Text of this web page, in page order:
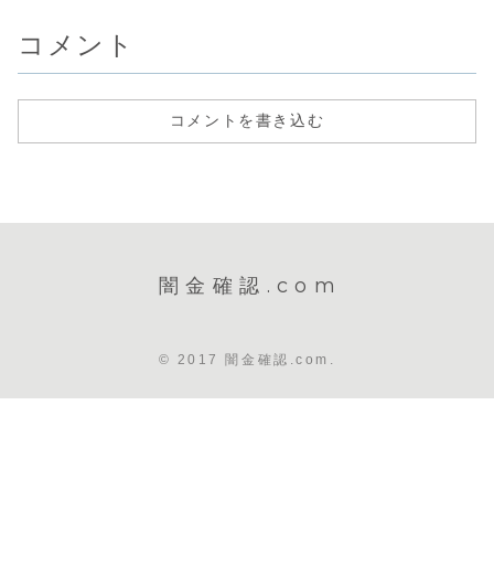
コメント
コメントを書き込む
闇金確認.com
© 2017 闇金確認.com.